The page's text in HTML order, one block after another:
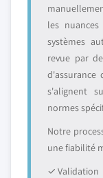
les
systèmes
revue par
d'assurance
s'alignent
normes
Notre
une fiabilité
✓ Validation